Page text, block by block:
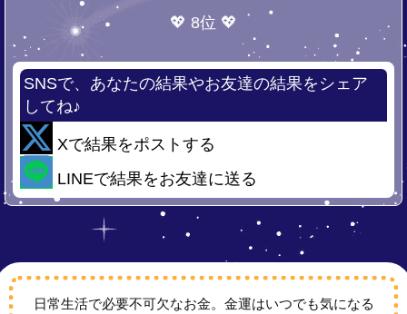
💖 8位 💖
SNSで、あなたの結果やお友達の結果をシェア
してね♪
Xで結果をポストする
LINEで結果をお友達に送る
日常生活で必要不可欠なお金。金運はいつでも気になる